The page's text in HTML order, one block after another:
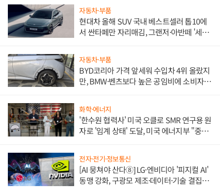
자동차·부품
현대차 올해 SUV 국내 베스트셀러 톱10에
서 싼타페만 자리매김, 그랜저·아반떼 '세단
자동차·부품
BYD코리아 가격 앞세워 수입차 4위 올랐지
만, BMW·벤츠보다 높은 공임비에 소비자
화학·에너지
'한수원 협력사' 미국 오클로 SMR 연구용 원
자로 '임계 상태' 도달, 미국 에너지부 "중요
전자·전기·정보통신
[AI 뭉쳐야 산다⑧] LG·엔비디아 '피지컬 AI'
동맹 강화, 구광모 제조·데이터·기술 결집